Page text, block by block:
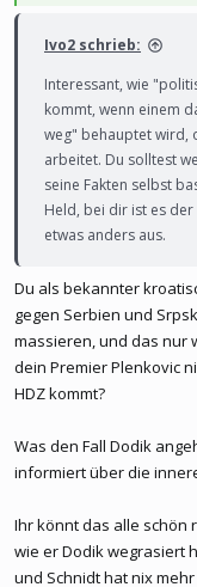
Ivo2 schrieb:
Interessant, wie
kommt, wenn einem
weg" behauptet wird,
arbeitet. Du solltest
seine Fakten selbst
Held, bei dir ist es
etwas anders aus.
Du als bekannter
gegen Serbien und
massieren, und das nur
dein Premier Plenkovic
HDZ kommt?
Was den Fall Dodik
informiert über die
Ihr könnt das alle schön
wie er Dodik wegrasiert
und Schnidt hat nix